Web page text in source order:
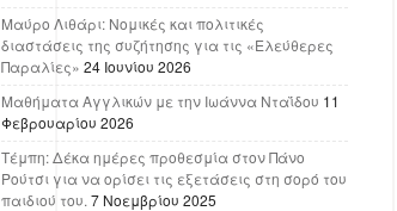
Μαύρο Λιθάρι: Νομικές και πολιτικές
διαστάσεις της συζήτησης για τις «Ελεύθερες
Παραλίες» 24 Ιουνίου 2026
Μαθήματα Αγγλικών με την Ιωάννα Νταΐδου 11
Φεβρουαρίου 2026
Τέμπη: Δέκα ημέρες προθεσμία στον Πάνο
Ρούτσι για να ορίσει τις εξετάσεις στη σορό του
παιδιού του. 7 Νοεμβρίου 2025